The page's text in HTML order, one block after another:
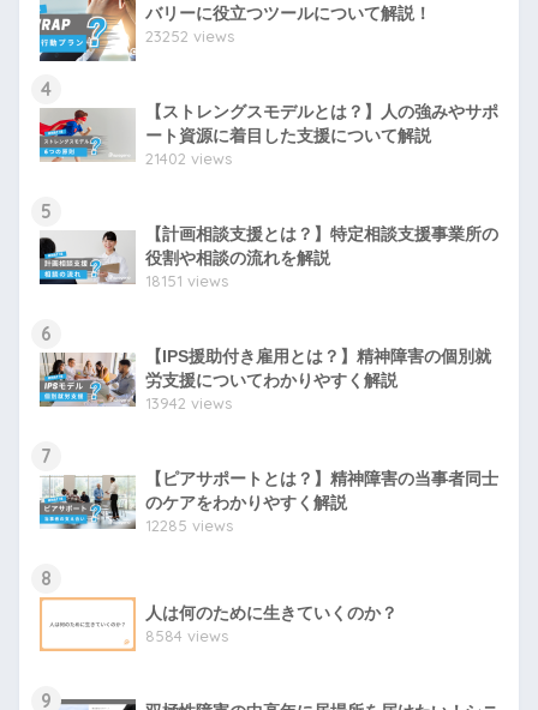
バリーに役立つツールについて解説！
23252 views
4
【ストレングスモデルとは？】人の強みやサポ
ート資源に着目した支援について解説
21402 views
5
【計画相談支援とは？】特定相談支援事業所の
役割や相談の流れを解説
18151 views
6
【IPS援助付き雇用とは？】精神障害の個別就
労支援についてわかりやすく解説
13942 views
7
【ピアサポートとは？】精神障害の当事者同士
のケアをわかりやすく解説
12285 views
8
人は何のために生きていくのか？
8584 views
9